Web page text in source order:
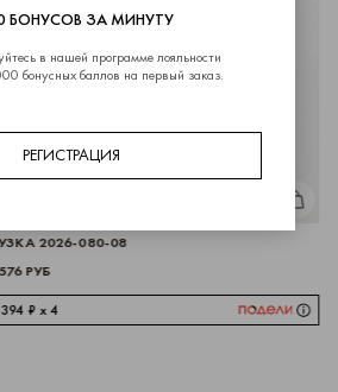
БОНУСОВ ЗА МИНУТУ
в нашей программе лояльности
бонусных баллов на первый заказ.
РЕГИСТРАЦИЯ
КУПИТЬ
2026-080-08
РУБ
₽ x 4